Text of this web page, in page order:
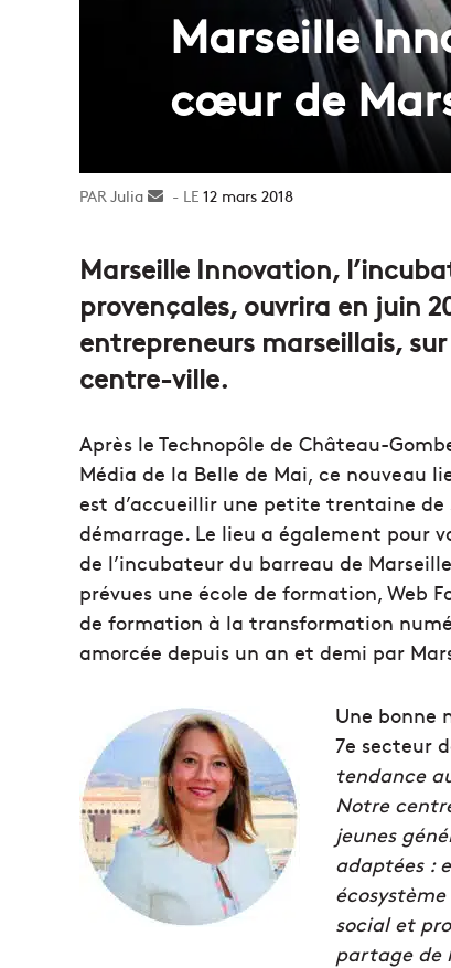
Marseille
cœur de
Julia
Envoyer12 mars 2018
Marseille Innovation,
provençales, ouvrira en juin
entrepreneurs marseillais,
centre-ville.
Après le Technopôle de Château-
Média de la Belle de Mai, ce nouveau
est d’accueillir une petite trentaine
démarrage. Le lieu a également pour
de l’incubateur du barreau de
prévues une école de formation, Web
de formation à la transformation
amorcée depuis un an et demi par
Une bonne
7e secteur
tendance
Notre
jeunes
adaptées :
social et
partage de